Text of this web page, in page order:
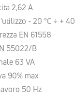
2,62 A
- 20 °C ÷ + 40
EN 61558
55022/B
63 VA
90% max
50 Hz